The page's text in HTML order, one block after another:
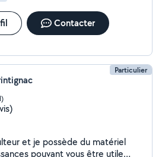
Contacter
Particulier
et je possède du matériel
pouvant vous être utile